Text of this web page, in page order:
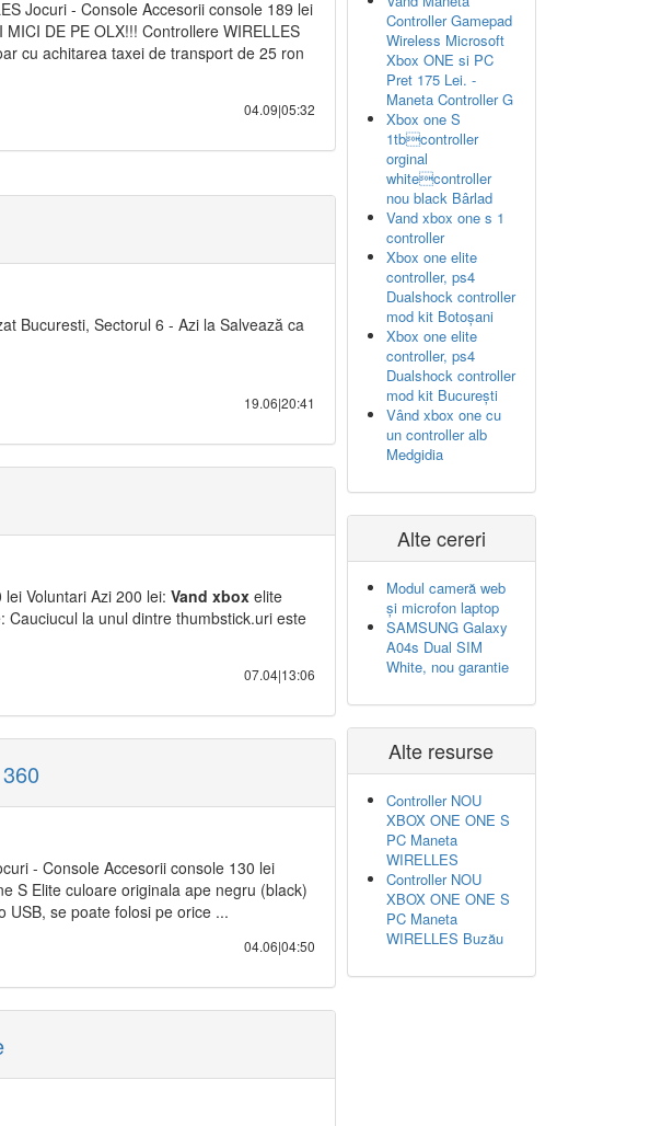
Jocuri - Console Accesorii console 189 lei
DE PE OLX!!! Controllere WIRELLES
cu achitarea taxei de transport de 25 ron
04.09|05:32
Bucuresti, Sectorul 6 - Azi la Salvează ca
19.06|20:41
Voluntari Azi 200 lei: Vand xbox elite
la unul dintre thumbstick.uri este
07.04|13:06
- Console Accesorii console 130 lei
S Elite culoare originala ape negru (black)
USB, se poate folosi pe orice ...
04.06|04:50
Controller Gamepad
Wireless Microsoft
Xbox ONE si PC
Pret 175 Lei. -
Maneta Controller G
Xbox one S
1tbcontroller
orginal
whitecontroller
nou black Bârlad
Vand xbox one s 1
controller
Xbox one elite
controller, ps4
Dualshock controller
mod kit Botoșani
Xbox one elite
controller, ps4
Dualshock controller
mod kit București
Vând xbox one cu
un controller alb
Medgidia
Alte cereri
Modul cameră web
și microfon laptop
SAMSUNG Galaxy
A04s Dual SIM
White, nou garantie
Alte resurse
Controller NOU
XBOX ONE ONE S
PC Maneta
WIRELLES
Controller NOU
XBOX ONE ONE S
PC Maneta
WIRELLES Buzău